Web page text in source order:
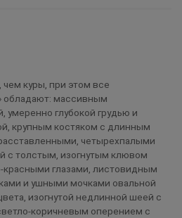
чем куры, при этом все
обладают: массивным
глубокой грудью и
крупным костяком с длинным
четырехпалыми
с толстым, изогнутым клювом
глазами, листовидным
и ушными мочками овальной
изогнутой недлинной шеей с
коричневым оперением с